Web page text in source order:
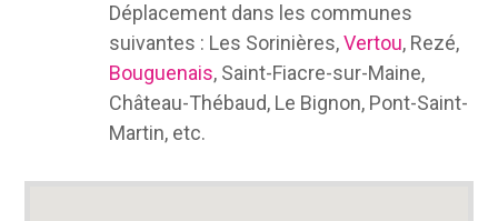
Déplacement dans les communes
suivantes : Les Sorinières,Vertou, Rezé,
Bouguenais, Saint-Fiacre-sur-Maine,
Château-Thébaud, Le Bignon, Pont-Saint-
Martin, etc.